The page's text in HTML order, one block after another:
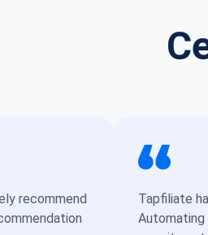
recommend
Tapfiliate